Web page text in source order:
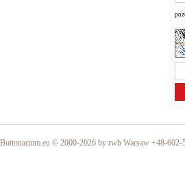
Buttonarium.eu © 2000-2026 by rwb Warsaw +48-602-